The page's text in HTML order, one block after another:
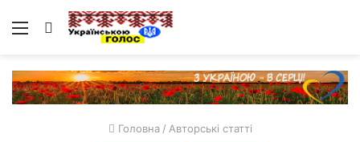
Меню Пошук
Головна / Авторські статті